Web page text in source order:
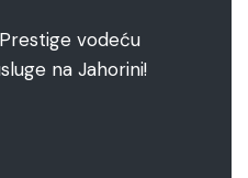
vodeću
na Jahorini!